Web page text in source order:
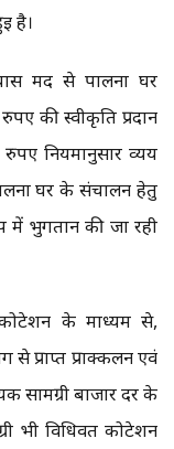
है।
मद से पालना घर
की स्वीकृति प्रदान
नियमानुसार व्यय
घर के संचालन हेतु
में भुगतान की जा रही
कोटेशन के माध्यम से,
से प्राप्त प्राक्कलन एवं
सामग्री बाजार दर के
भी विधिवत कोटेशन